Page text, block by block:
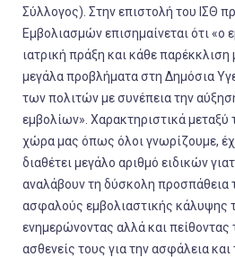
Σύλλογος). Στην επιστολή του ΙΣΘ
Εμβολιασμών επισημαίνεται ότι «ο
ιατρική πράξη και κάθε παρέκκλιση
μεγάλα προβλήματα στη Δημόσια
των πολιτών με συνέπεια την
εμβολίων». Χαρακτηριστικά
χώρα μας όπως όλοι γνωρίζουμε,
διαθέτει μεγάλο αριθμό ειδικών
αναλάβουν τη δύσκολη προσπάθεια
ασφαλούς εμβολιαστικής κάλυψης
ενημερώνοντας αλλά και πείθοντας
ασθενείς τους για την ασφάλεια και